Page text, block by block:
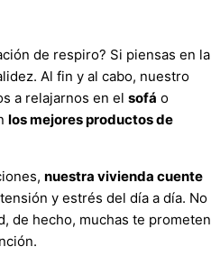
de respiro? Si piensas en la
Al fin y al cabo, nuestro
a relajarnos en el sofá o
los mejores productos de
nuestra vivienda cuente
y estrés del día a día. No
de hecho, muchas te prometen